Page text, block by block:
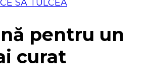
SA TULCEA
pentru un
curat